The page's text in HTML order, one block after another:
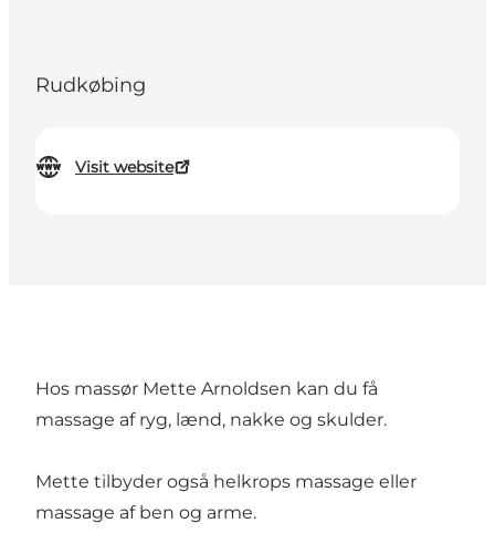
Rudkøbing
Visit website
Hos massør Mette Arnoldsen kan du få
massage af ryg, lænd, nakke og skulder.
Mette tilbyder også helkrops massage eller
massage af ben og arme.